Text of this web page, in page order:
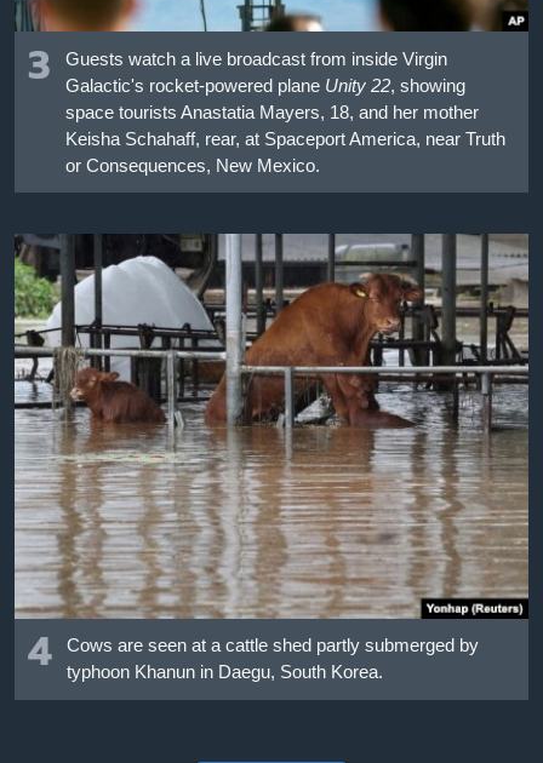
3
Guests watch a live broadcast from inside Virgin
Galactic's rocket-powered plane Unity 22, showing
space tourists Anastatia Mayers, 18, and her mother
Keisha Schahaff, rear, at Spaceport America, near Truth
or Consequences, New Mexico.
4
Cows are seen at a cattle shed partly submerged by
typhoon Khanun in Daegu, South Korea.